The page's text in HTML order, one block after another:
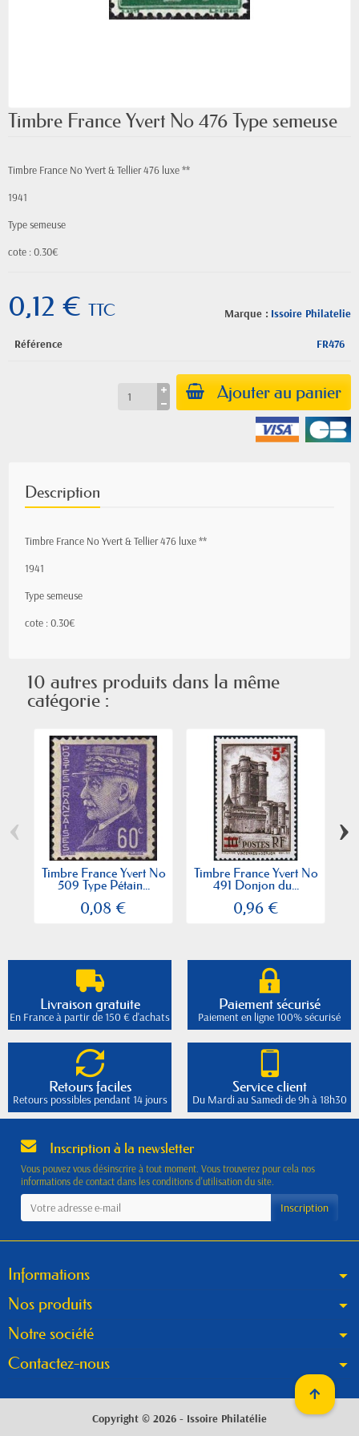
Timbre France Yvert No 476 Type semeuse
Timbre France No Yvert & Tellier 476 luxe **
1941
Type semeuse
cote : 0.30€
Marque : Issoire Philatelie
0,12 € TTC
Référence FR476
Ajouter au panier
Description
Timbre France No Yvert & Tellier 476 luxe **
1941
Type semeuse
cote : 0.30€
10 autres produits dans la même
catégorie :
Timbre France Yvert No
509 Type Pétain...
0,08 €
Timbre France Yvert No
491 Donjon du...
0,96 €
‹ ›
Livraison gratuite
En France à partir de 150 € d'achats
Paiement sécurisé
Paiement en ligne 100% sécurisé
Retours faciles
Retours possibles pendant 14 jours
Service client
Du Mardi au Samedi de 9h à 18h30
Inscription à la newsletter
Vous pouvez vous désinscrire à tout moment. Vous trouverez pour cela nos
informations de contact dans les conditions d'utilisation du site.
Informations
Nos produits
Notre société
Contactez-nous
Copyright © 2026 - Issoire Philatélie